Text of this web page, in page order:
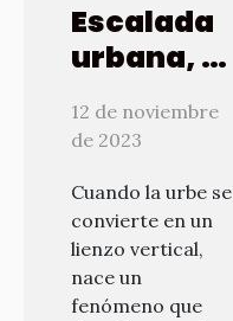
Escalada
urbana, el
nuevo
fenómeno
12 de noviembre
de 2023
Cuando la urbe se
convierte en un
lienzo vertical,
nace un
fenómeno que